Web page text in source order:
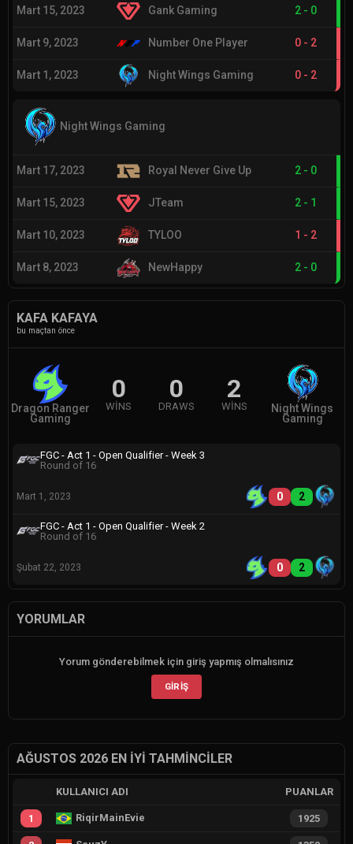
Mart 15, 2023 Gank Gaming 2 - 0
Mart 9, 2023 Number One Player 0 - 2
Mart 1, 2023 Night Wings Gaming 0 - 2
Night Wings Gaming
Mart 17, 2023 Royal Never Give Up 2 - 0
Mart 15, 2023 JTeam 2 - 1
Mart 10, 2023 TYLOO 1 - 2
Mart 8, 2023 NewHappy 2 - 0
KAFA KAFAYA
bu maçtan önce
Dragon Ranger
Gaming
0
WINS
0
DRAWS
2
WINS
Night Wings
Gaming
FGC - Act 1 - Open Qualifier - Week 3
Round of 16
0 2
Mart 1, 2023
FGC - Act 1 - Open Qualifier - Week 2
Round of 16
0 2
Şubat 22, 2023
YORUMLAR
Yorum gönderebilmek için giriş yapmış olmalısınız
GIRIŞ
AĞUSTOS 2026 EN İYI TAHMINCILER
KULLANICI ADI PUANLAR
1 RiqirMainEvie 1925